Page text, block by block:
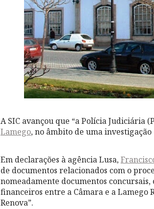
A SIC avançou que “a Polícia Judiciária
Lamego, no âmbito de uma
Em declarações à agência Lusa,
de documentos relacionados com o
nomeadamente documentos
financeiros entre a Câmara e a Lamego
Renova”.